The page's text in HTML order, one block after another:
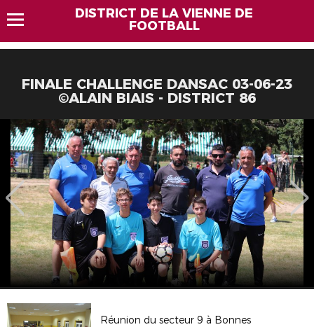
DISTRICT DE LA VIENNE DE
FOOTBALL
FINALE CHALLENGE DANSAC 03-06-23
©ALAIN BIAIS - DISTRICT 86
Réunion du secteur 9 à Bonnes